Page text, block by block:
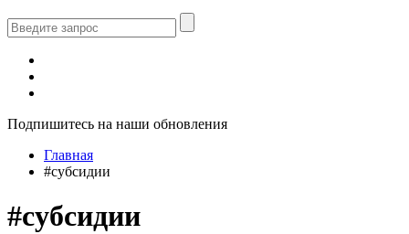
Подпишитесь на наши обновления
Главная
#субсидии
#субсидии